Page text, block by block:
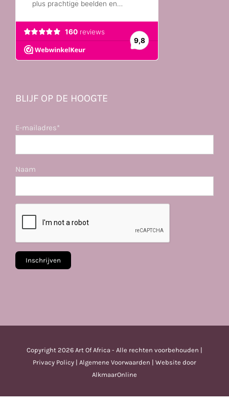
BLIJF OP DE HOOGTE
E-mailadres*
Naam
Copyright 2026 Art Of Africa - Alle rechten voorbehouden |
Privacy Policy | Algemene Voorwaarden | Website door
AlkmaarOnline